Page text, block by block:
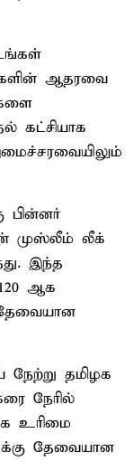
ஆதரவை
கட்சியாக
பின்னர்
முஸ்லீம் லீக்
இந்த
ஆக
தமிழக
நேரில்
உரிமை
தேவையான